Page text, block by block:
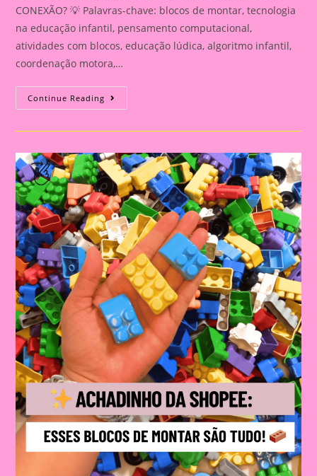
CONEXÃO? 💡 Palavras-chave: blocos de montar, tecnologia
na educação infantil, pensamento computacional,
atividades com blocos, educação lúdica, algoritmo infantil,
coordenação motora,…
Continue Reading BLOCOS
DE
JÁ
FEZ
ESSA
CONEXÃO?
💡